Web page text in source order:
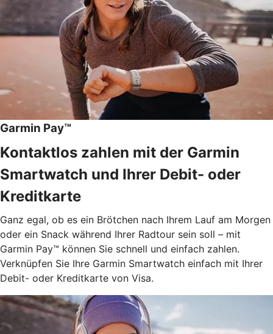
Garmin Pay™
Kontaktlos zahlen mit der Garmin
Smartwatch und Ihrer Debit- oder
Kreditkarte
Ganz egal, ob es ein Brötchen nach Ihrem Lauf am Morgen
oder ein Snack während Ihrer Radtour sein soll – mit
Garmin Pay™ können Sie schnell und einfach zahlen.
Verknüpfen Sie Ihre Garmin Smartwatch einfach mit Ihrer
Debit- oder Kreditkarte von Visa.